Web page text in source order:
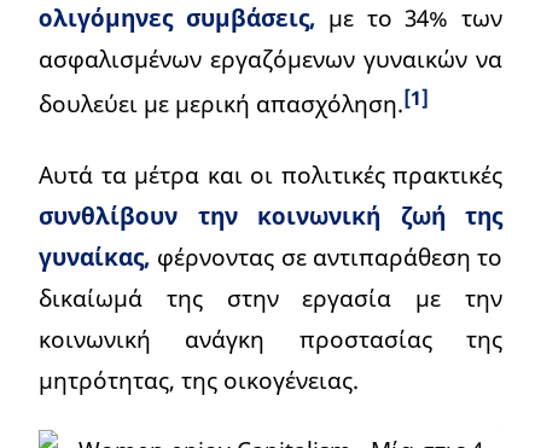
ολιγόμηνες συμβάσεις, με το 34% των
ασφαλισμένων εργαζόμενων γυναικών να
δουλεύει με μερική απασχόληση.[1]
Αυτά τα μέτρα και οι πολιτικές πρακτικές
συνθλίβουν την κοινωνική ζωή της
γυναίκας, φέρνοντας σε αντιπαράθεση το
δικαίωμά της στην εργασία με την
κοινωνική ανάγκη προστασίας της
μητρότητας, της οικογένειας.